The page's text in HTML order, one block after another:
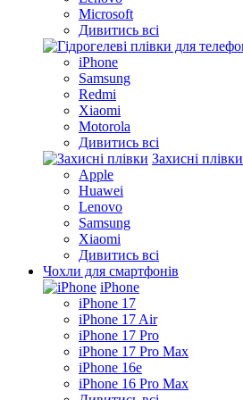
Microsoft
Дивитись всі
iPhone
Samsung
Redmi
Xiaomi
Motorola
Дивитись всі
Захисні плівки
Apple
Huawei
Lenovo
Samsung
Xiaomi
Дивитись всі
Чохли для смартфонів
iPhone
iPhone 17
iPhone 17 Air
iPhone 17 Pro
iPhone 17 Pro Max
iPhone 16e
iPhone 16 Pro Max